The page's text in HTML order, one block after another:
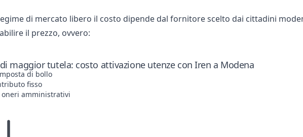
di mercato libero il costo dipende dal fornitore scelto dai cittadini
il prezzo, ovvero:
maggior tutela: costo attivazione utenze con Iren a Modena
di bollo
fisso
oneri amministrativi